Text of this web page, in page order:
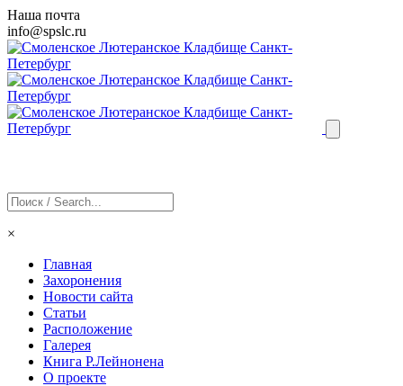
Наша почта
info@spslc.ru
×
Главная
Захоронения
Новости сайта
Статьи
Расположение
Галерея
Книга Р.Лейнонена
О проекте